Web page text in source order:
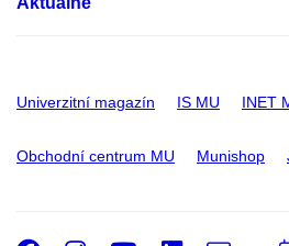
Univerzitní magazín IS MU INET
Obchodní centrum MU Munishop